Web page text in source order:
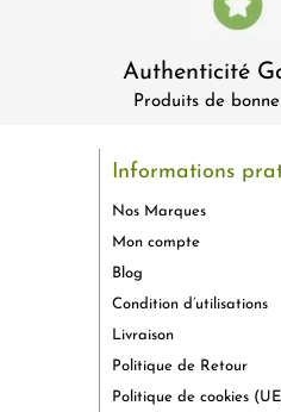
Authenticité
Produits de
Informations
Nos Marques
Mon compte
Blog
Condition d’utilisations
Livraison
Politique de Retour
Politique de cookies